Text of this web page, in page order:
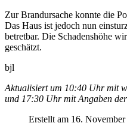
Zur Brandursache konnte die
Das Haus ist jedoch nun
betretbar. Die Schadenshöhe
geschätzt.
bjl
Aktualisiert um 10:40 Uhr mit
und 17:30 Uhr mit Angaben
Erstellt am 16.